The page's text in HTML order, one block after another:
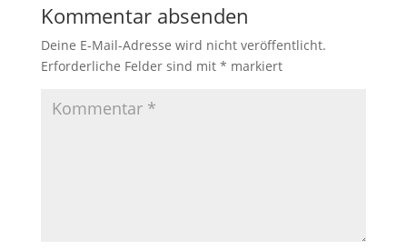
Kommentar absenden
Deine E-Mail-Adresse wird nicht veröffentlicht.
Erforderliche Felder sind mit * markiert